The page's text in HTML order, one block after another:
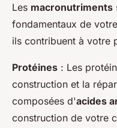
Les macronutriments
fondamentaux de
ils contribuent à votre
Protéines : Les
construction et la
composées d'acides
construction de votre